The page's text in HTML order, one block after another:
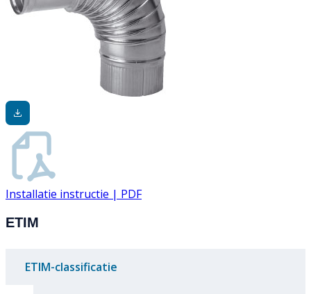
Installatie instructie | PDF
ETIM
ETIM-classificatie